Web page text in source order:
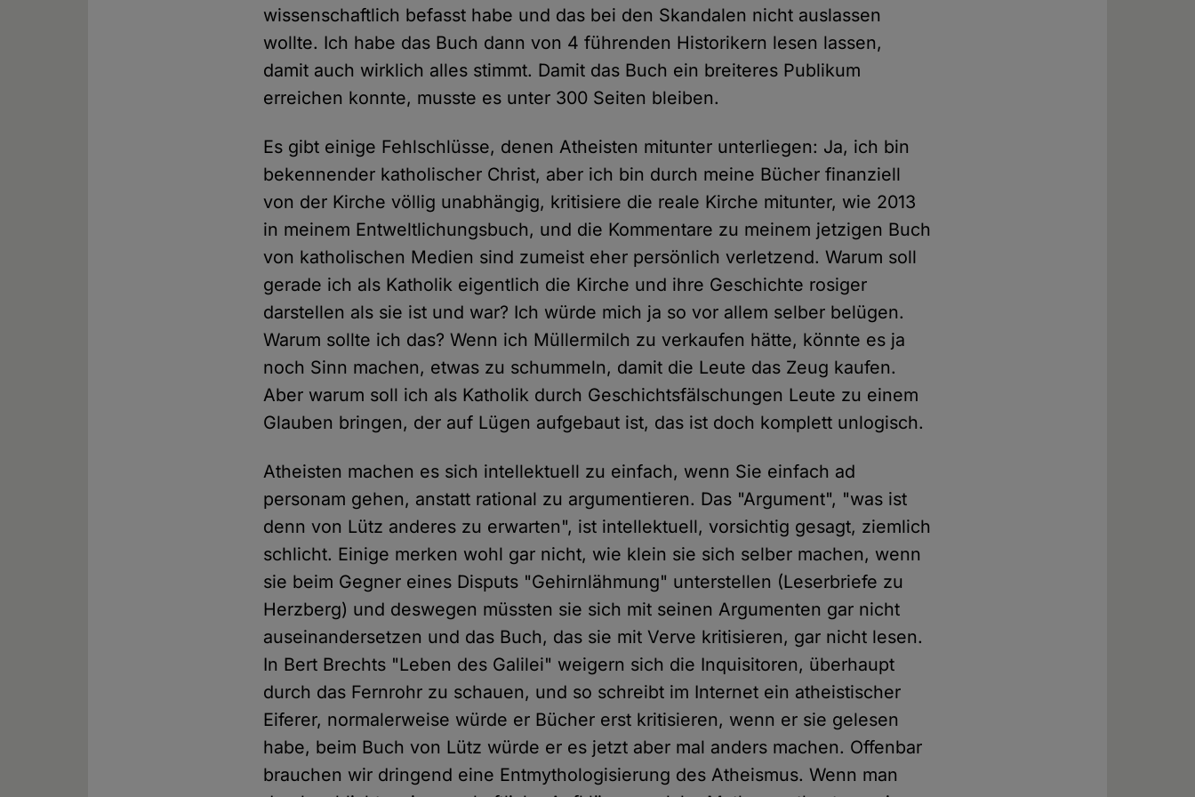
wissenschaftlich befasst habe und das bei den Skandalen nicht auslassen
wollte. Ich habe das Buch dann von 4 führenden Historikern lesen lassen,
damit auch wirklich alles stimmt. Damit das Buch ein breiteres Publikum
erreichen konnte, musste es unter 300 Seiten bleiben.
Es gibt einige Fehlschlüsse, denen Atheisten mitunter unterliegen: Ja, ich bin
bekennender katholischer Christ, aber ich bin durch meine Bücher finanziell
von der Kirche völlig unabhängig, kritisiere die reale Kirche mitunter, wie 2013
in meinem Entweltlichungsbuch, und die Kommentare zu meinem jetzigen Buch
von katholischen Medien sind zumeist eher persönlich verletzend. Warum soll
gerade ich als Katholik eigentlich die Kirche und ihre Geschichte rosiger
darstellen als sie ist und war? Ich würde mich ja so vor allem selber belügen.
Warum sollte ich das? Wenn ich Müllermilch zu verkaufen hätte, könnte es ja
noch Sinn machen, etwas zu schummeln, damit die Leute das Zeug kaufen.
Aber warum soll ich als Katholik durch Geschichtsfälschungen Leute zu einem
Glauben bringen, der auf Lügen aufgebaut ist, das ist doch komplett unlogisch.
Atheisten machen es sich intellektuell zu einfach, wenn Sie einfach ad
personam gehen, anstatt rational zu argumentieren. Das "Argument", "was ist
denn von Lütz anderes zu erwarten", ist intellektuell, vorsichtig gesagt, ziemlich
schlicht. Einige merken wohl gar nicht, wie klein sie sich selber machen, wenn
sie beim Gegner eines Disputs "Gehirnlähmung" unterstellen (Leserbriefe zu
Herzberg) und deswegen müssten sie sich mit seinen Argumenten gar nicht
auseinandersetzen und das Buch, das sie mit Verve kritisieren, gar nicht lesen.
In Bert Brechts "Leben des Galilei" weigern sich die Inquisitoren, überhaupt
durch das Fernrohr zu schauen, und so schreibt im Internet ein atheistischer
Eiferer, normalerweise würde er Bücher erst kritisieren, wenn er sie gelesen
habe, beim Buch von Lütz würde er es jetzt aber mal anders machen. Offenbar
brauchen wir dringend eine Entmythologisierung des Atheismus. Wenn man